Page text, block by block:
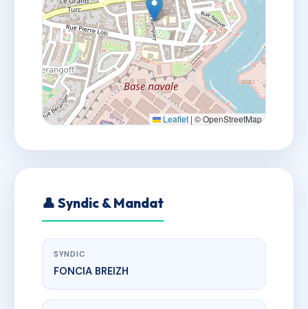
Leaflet | © OpenStreetMap
👤 Syndic & Mandat
SYNDIC
FONCIA BREIZH